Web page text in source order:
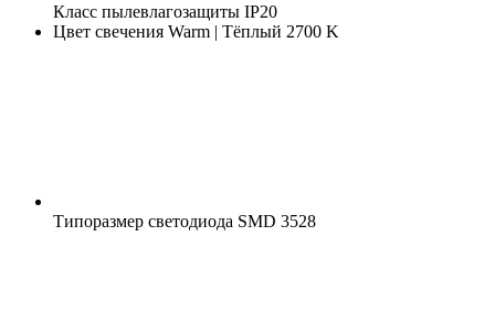
Класс пылевлагозащиты IP20
Цвет свечения Warm | Тёплый 2700 K
Типоразмер светодиода SMD 3528